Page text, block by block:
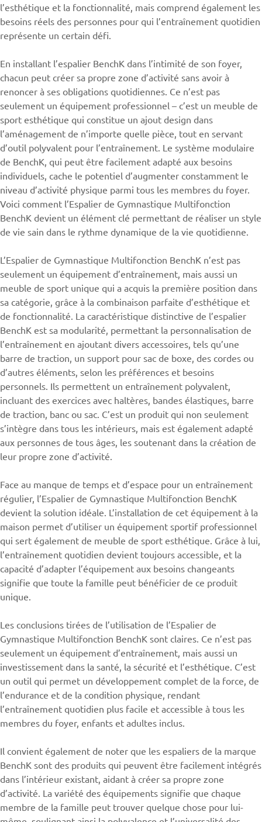
l’esthétique et la fonctionnalité, mais comprend également les
besoins réels des personnes pour qui l’entraînement quotidien
représente un certain défi.
En installant l’espalier BenchK dans l’intimité de son foyer,
chacun peut créer sa propre zone d’activité sans avoir à
renoncer à ses obligations quotidiennes. Ce n’est pas
seulement un équipement professionnel – c’est un meuble de
sport esthétique qui constitue un ajout design dans
l’aménagement de n’importe quelle pièce, tout en servant
d’outil polyvalent pour l’entraînement. Le système modulaire
de BenchK, qui peut être facilement adapté aux besoins
individuels, cache le potentiel d’augmenter constamment le
niveau d’activité physique parmi tous les membres du foyer.
Voici comment l’Espalier de Gymnastique Multifonction
BenchK devient un élément clé permettant de réaliser un style
de vie sain dans le rythme dynamique de la vie quotidienne.
L’Espalier de Gymnastique Multifonction BenchK n’est pas
seulement un équipement d’entraînement, mais aussi un
meuble de sport unique qui a acquis la première position dans
sa catégorie, grâce à la combinaison parfaite d’esthétique et
de fonctionnalité. La caractéristique distinctive de l’espalier
BenchK est sa modularité, permettant la personnalisation de
l’entraînement en ajoutant divers accessoires, tels qu’une
barre de traction, un support pour sac de boxe, des cordes ou
d’autres éléments, selon les préférences et besoins
personnels. Ils permettent un entraînement polyvalent,
incluant des exercices avec haltères, bandes élastiques, barre
de traction, banc ou sac. C’est un produit qui non seulement
s’intègre dans tous les intérieurs, mais est également adapté
aux personnes de tous âges, les soutenant dans la création de
leur propre zone d’activité.
Face au manque de temps et d’espace pour un entraînement
régulier, l’Espalier de Gymnastique Multifonction BenchK
devient la solution idéale. L’installation de cet équipement à la
maison permet d’utiliser un équipement sportif professionnel
qui sert également de meuble de sport esthétique. Grâce à lui,
l’entraînement quotidien devient toujours accessible, et la
capacité d’adapter l’équipement aux besoins changeants
signifie que toute la famille peut bénéficier de ce produit
unique.
Les conclusions tirées de l’utilisation de l’Espalier de
Gymnastique Multifonction BenchK sont claires. Ce n’est pas
seulement un équipement d’entraînement, mais aussi un
investissement dans la santé, la sécurité et l’esthétique. C’est
un outil qui permet un développement complet de la force, de
l’endurance et de la condition physique, rendant
l’entraînement quotidien plus facile et accessible à tous les
membres du foyer, enfants et adultes inclus.
Il convient également de noter que les espaliers de la marque
BenchK sont des produits qui peuvent être facilement intégrés
dans l’intérieur existant, aidant à créer sa propre zone
d’activité. La variété des équipements signifie que chaque
membre de la famille peut trouver quelque chose pour lui-